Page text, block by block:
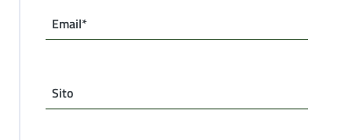
Email*
Sito